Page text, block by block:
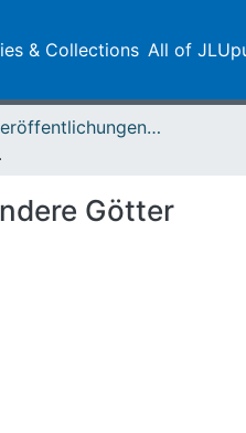
& Collections All of
Zweitveröffentlichungen (grüner Weg)
Götter